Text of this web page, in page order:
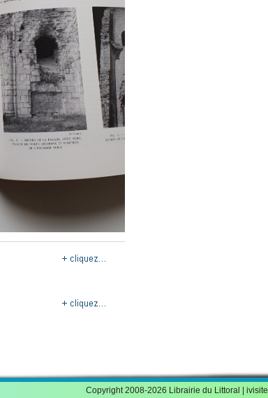
Copyright 2008-2026 Librairie du Littoral | ivisite